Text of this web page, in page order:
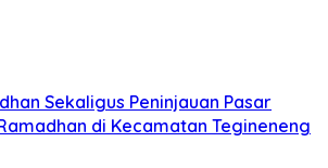
Sekaligus Peninjauan Pasar
di Kecamatan Tegineneng